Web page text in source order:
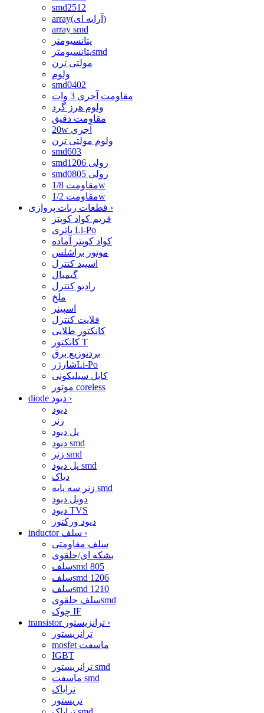
smd2512
array(آرایه ای)
array smd
پتانسیومتر
پتانسیومترsmd
مولتی ترن
ولوم
smd0402
مقاومت آجری 3 وات
ولوم هرز گرد
مقاومت دقیق
20w آجری
ولوم مولتی ترن
smd603
smd1206 رولی
smd0805 رولی
مقاومت 1/8w
مقاومت 1/2w
›
فریم کواد کوپتر
باتری Li-Po
کواد کوپتر آماده
موتور براشلس
اسپید کنترل
گیمبال
رادیو کنترل
ملخ
اسپینر
فلایت کنترل
کانکتور طلایی
کانکتور T
بردتوزیع برق
شارژرLi-Po
کابل سیلیکونی
موتور coreless
›
دیود
زنر
پل دیود
دیود smd
زنر smd
پل دیود smd
دیاک
زنر سه پایه smd
دوبل دیود
دیود TVS
دیود ورکتور
›
سلف مقاومتی
بشکه ای/حلقوی
سلفsmd 805
سلفsmd 1206
سلفsmd 1210
سلف حلقویsmd
چوک IF
›
ترانزیستور
mosfet ماسفت
IGBT
ترانزیستور smd
ماسفت smd
ترایاک
تریستور